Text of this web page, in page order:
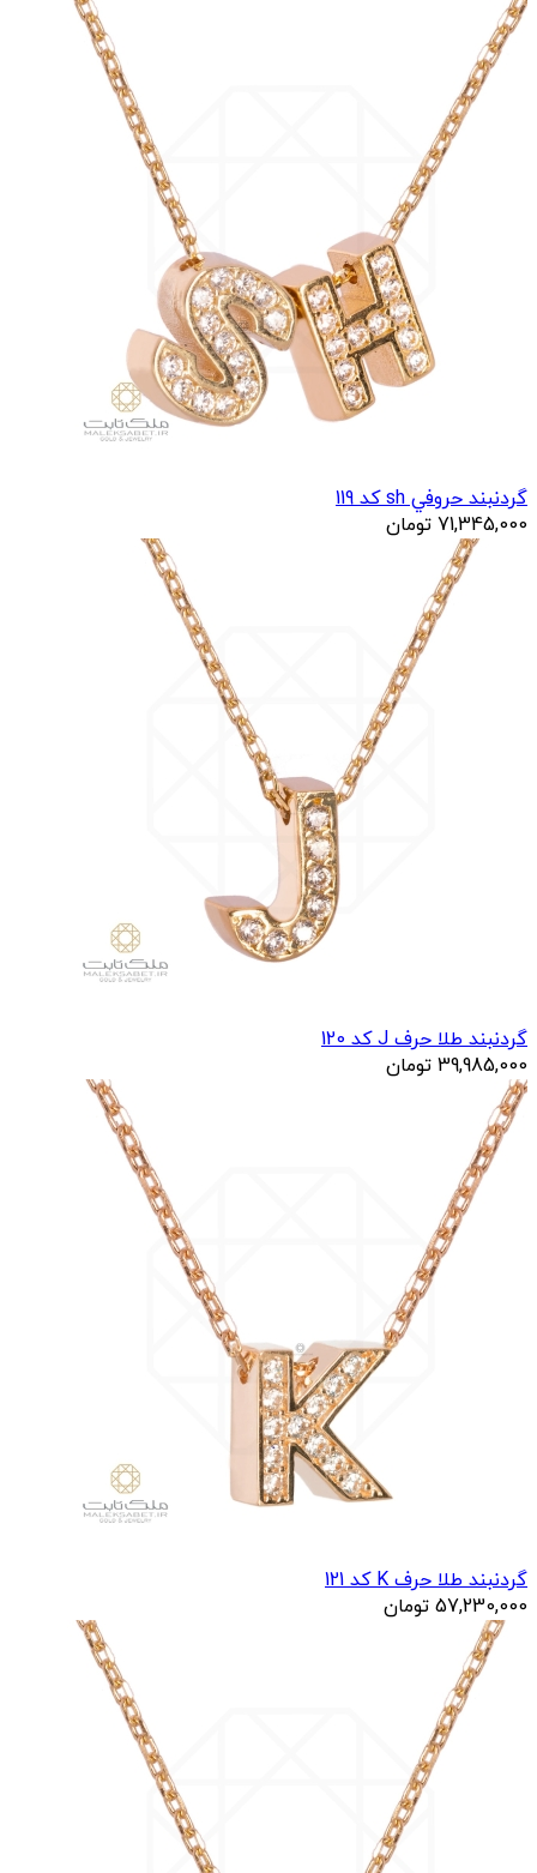
گردنبند حروفي sh کد 119
71,345,000 تومان
گردنبند طلا حرف J کد 120
39,985,000 تومان
گردنبند طلا حرف K کد 121
57,230,000 تومان